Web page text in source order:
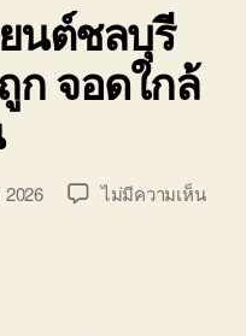
าร
ก
จ้าง
นต์ชลบุรี
ก จอดใกล้
ไม่มีความเห็นบน